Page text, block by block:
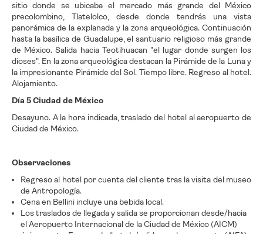
sitio donde se ubicaba el mercado más grande del México
precolombino, Tlatelolco, desde donde tendrás una vista
panorámica de la explanada y la zona arqueológica. Continuación
hasta la basílica de Guadalupe, el santuario religioso más grande
de México. Salida hacia Teotihuacan "el lugar donde surgen los
dioses". En la zona arqueológica destacan la Pirámide de la Luna y
la impresionante Pirámide del Sol. Tiempo libre. Regreso al hotel.
Alojamiento.
Día 5 Ciudad de México
Desayuno. A la hora indicada, traslado del hotel al aeropuerto de
Ciudad de México.
Observaciones
Regreso al hotel por cuenta del cliente tras la visita del museo
de Antropología.
Cena en Bellini incluye una bebida local.
Los traslados de llegada y salida se proporcionan desde/hacia
el Aeropuerto Internacional de la Ciudad de México (AICM)